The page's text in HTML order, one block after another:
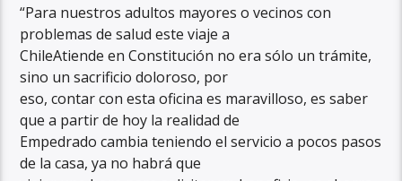
“Para nuestros adultos mayores o vecinos con
problemas de salud este viaje a
ChileAtiende en Constitución no era sólo un trámite,
sino un sacrificio doloroso, por
eso, contar con esta oficina es maravilloso, es saber
que a partir de hoy la realidad de
Empedrado cambia teniendo el servicio a pocos pasos
de la casa, ya no habrá que